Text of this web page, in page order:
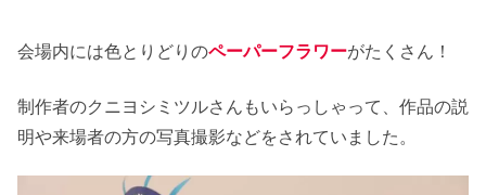
会場内には色とりどりのペーパーフラワーがたくさん！
制作者のクニヨシミツルさんもいらっしゃって、作品の説
明や来場者の方の写真撮影などをされていました。